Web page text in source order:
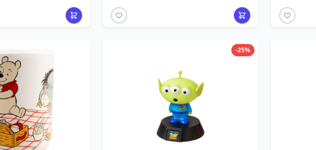
-25%